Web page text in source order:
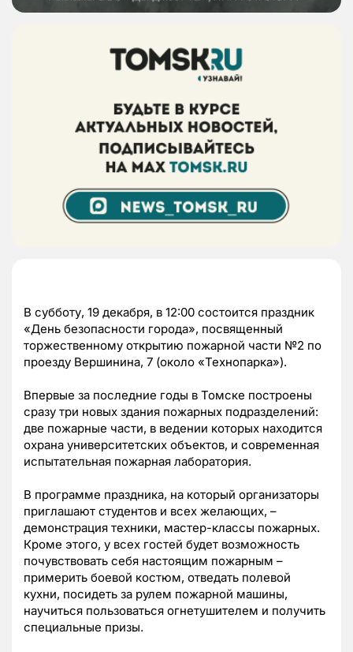
В субботу, 19 декабря, в 12:00 состоится праздник
«День безопасности города», посвященный
торжественному открытию пожарной части №2 по
проезду Вершинина, 7 (около «Технопарка»).
Впервые за последние годы в Томске построены
сразу три новых здания пожарных подразделений:
две пожарные части, в ведении которых находится
охрана университетских объектов, и современная
испытательная пожарная лаборатория.
В программе праздника, на который организаторы
приглашают студентов и всех желающих, –
демонстрация техники, мастер-классы пожарных.
Кроме этого, у всех гостей будет возможность
почувствовать себя настоящим пожарным –
примерить боевой костюм, отведать полевой
кухни, посидеть за рулем пожарной машины,
научиться пользоваться огнетушителем и получить
специальные призы.